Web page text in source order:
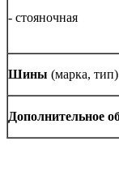
- стояночная
Шины (марка, тип)
Дополнительное